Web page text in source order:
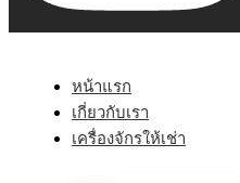
หน้าแรก
เกี่ยวกับเรา
เครื่องจักรให้เช่า